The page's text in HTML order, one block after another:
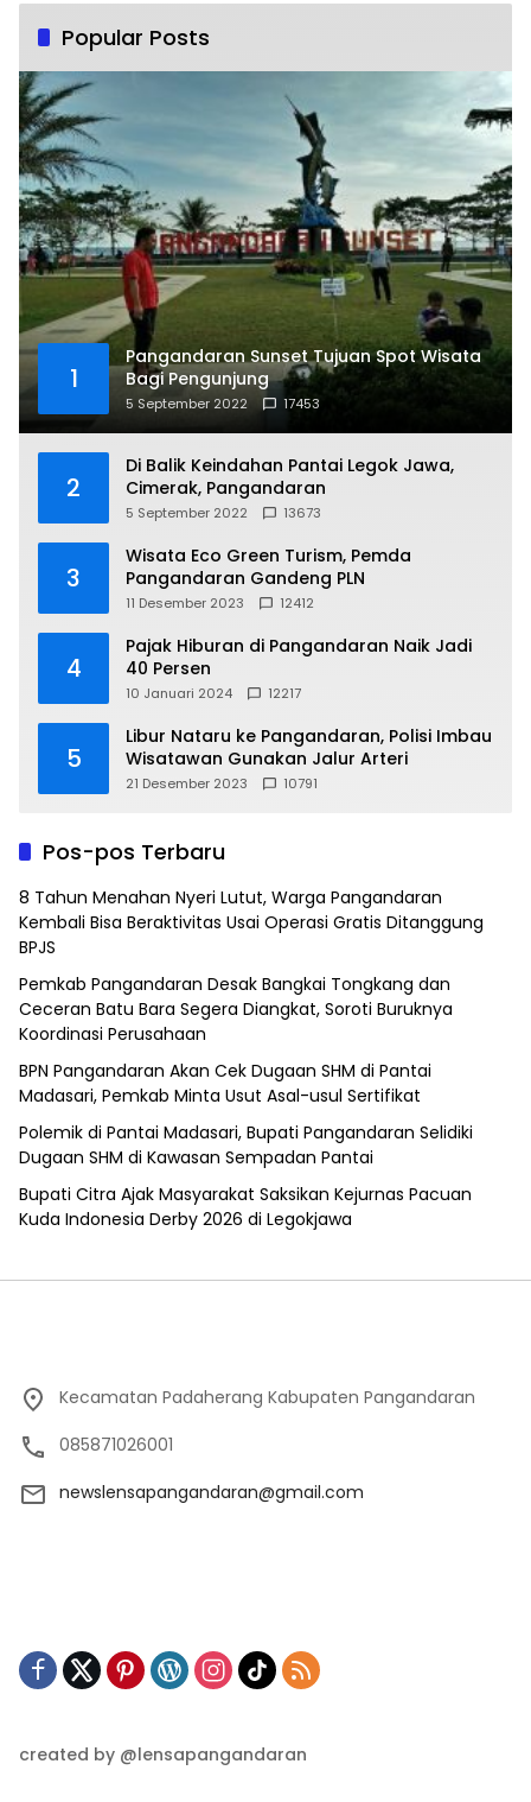
Popular Posts
1
Pangandaran Sunset Tujuan Spot Wisata
Bagi Pengunjung
5 September 2022 17453
2
Di Balik Keindahan Pantai Legok Jawa,
Cimerak, Pangandaran
5 September 2022 13673
3
Wisata Eco Green Turism, Pemda
Pangandaran Gandeng PLN
11 Desember 2023 12412
4
Pajak Hiburan di Pangandaran Naik Jadi
40 Persen
10 Januari 2024 12217
5
Libur Nataru ke Pangandaran, Polisi Imbau
Wisatawan Gunakan Jalur Arteri
21 Desember 2023 10791
Pos-pos Terbaru
8 Tahun Menahan Nyeri Lutut, Warga Pangandaran
Kembali Bisa Beraktivitas Usai Operasi Gratis Ditanggung
BPJS
Pemkab Pangandaran Desak Bangkai Tongkang dan
Ceceran Batu Bara Segera Diangkat, Soroti Buruknya
Koordinasi Perusahaan
BPN Pangandaran Akan Cek Dugaan SHM di Pantai
Madasari, Pemkab Minta Usut Asal-usul Sertifikat
Polemik di Pantai Madasari, Bupati Pangandaran Selidiki
Dugaan SHM di Kawasan Sempadan Pantai
Bupati Citra Ajak Masyarakat Saksikan Kejurnas Pacuan
Kuda Indonesia Derby 2026 di Legokjawa
Kecamatan Padaherang Kabupaten Pangandaran
085871026001
newslensapangandaran@gmail.com
created by @lensapangandaran